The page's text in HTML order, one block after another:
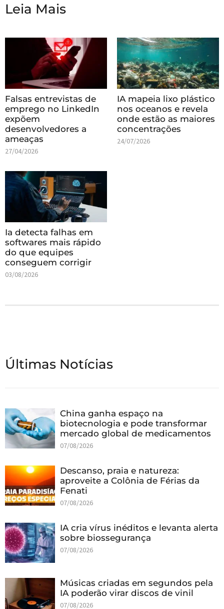
Leia Mais
Falsas entrevistas de
emprego no LinkedIn
expõem
desenvolvedores a
ameaças
27/04/2026
IA mapeia lixo plástico
nos oceanos e revela
onde estão as maiores
concentrações
24/07/2026
Ia detecta falhas em
softwares mais rápido
do que equipes
conseguem corrigir
03/08/2026
Últimas Notícias
China ganha espaço na
biotecnologia e pode transformar
mercado global de medicamentos
07/08/2026
Descanso, praia e natureza:
aproveite a Colônia de Férias da
Fenati
07/08/2026
IA cria vírus inéditos e levanta alerta
sobre biossegurança
07/08/2026
Músicas criadas em segundos pela
IA poderão virar discos de vinil
07/08/2026